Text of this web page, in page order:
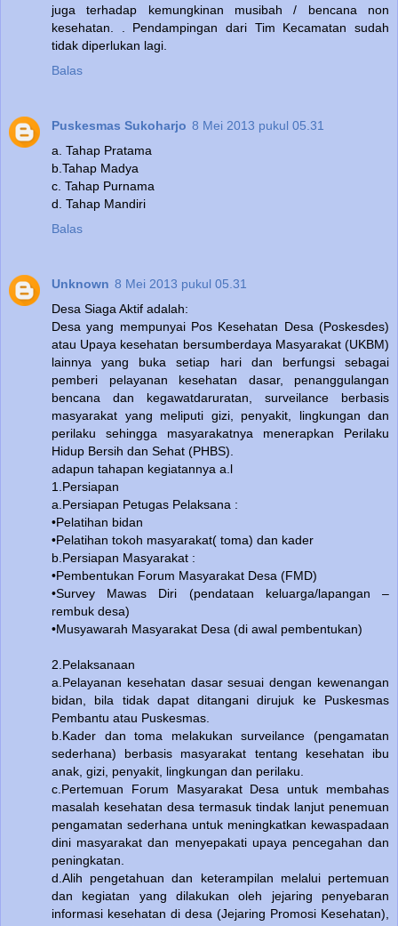
juga terhadap kemungkinan musibah / bencana non
kesehatan. . Pendampingan dari Tim Kecamatan sudah
tidak diperlukan lagi.
Balas
Puskesmas Sukoharjo 8 Mei 2013 pukul 05.31
a. Tahap Pratama
b.Tahap Madya
c. Tahap Purnama
d. Tahap Mandiri
Balas
Unknown 8 Mei 2013 pukul 05.31
Desa Siaga Aktif adalah:
Desa yang mempunyai Pos Kesehatan Desa (Poskesdes)
atau Upaya kesehatan bersumberdaya Masyarakat (UKBM)
lainnya yang buka setiap hari dan berfungsi sebagai
pemberi pelayanan kesehatan dasar, penanggulangan
bencana dan kegawatdaruratan, surveilance berbasis
masyarakat yang meliputi gizi, penyakit, lingkungan dan
perilaku sehingga masyarakatnya menerapkan Perilaku
Hidup Bersih dan Sehat (PHBS).
adapun tahapan kegiatannya a.l
1.Persiapan
a.Persiapan Petugas Pelaksana :
•Pelatihan bidan
•Pelatihan tokoh masyarakat( toma) dan kader
b.Persiapan Masyarakat :
•Pembentukan Forum Masyarakat Desa (FMD)
•Survey Mawas Diri (pendataan keluarga/lapangan –
rembuk desa)
•Musyawarah Masyarakat Desa (di awal pembentukan)
2.Pelaksanaan
a.Pelayanan kesehatan dasar sesuai dengan kewenangan
bidan, bila tidak dapat ditangani dirujuk ke Puskesmas
Pembantu atau Puskesmas.
b.Kader dan toma melakukan surveilance (pengamatan
sederhana) berbasis masyarakat tentang kesehatan ibu
anak, gizi, penyakit, lingkungan dan perilaku.
c.Pertemuan Forum Masyarakat Desa untuk membahas
masalah kesehatan desa termasuk tindak lanjut penemuan
pengamatan sederhana untuk meningkatkan kewaspadaan
dini masyarakat dan menyepakati upaya pencegahan dan
peningkatan.
d.Alih pengetahuan dan keterampilan melalui pertemuan
dan kegiatan yang dilakukan oleh jejaring penyebaran
informasi kesehatan di desa (Jejaring Promosi Kesehatan),